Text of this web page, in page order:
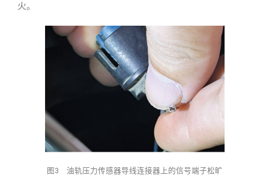
火。
图3 油轨压力传感器导线连接器上的信号端子松旷